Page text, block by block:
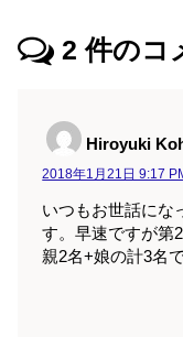
2 件のコ
Hiroyuki
2018年1月21日 9:17
いつもお世話にな
す。早速ですが第
親2名+娘の計3名